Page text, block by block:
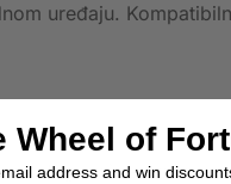
uređaju.
i dugoročne
Wheel of
address and win